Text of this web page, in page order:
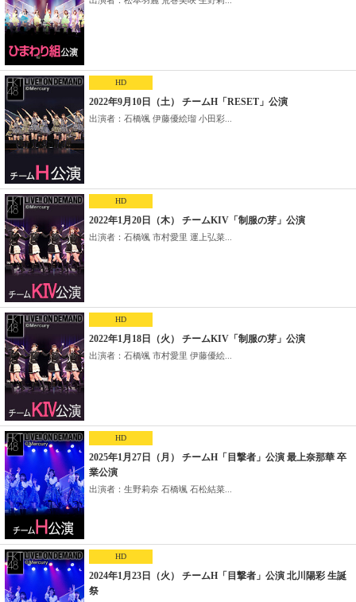
HD
2022年9月10日（土） チームH「RESET」公演
出演者：石橋颯 伊藤優絵瑠 小田彩...
HD
2022年1月20日（木） チームKIV「制服の芽」公演
出演者：石橋颯 市村愛里 運上弘菜...
HD
2022年1月18日（火） チームKIV「制服の芽」公演
出演者：石橋颯 市村愛里 伊藤優絵...
HD
2025年1月27日（月） チームH「目撃者」公演 最上奈那華 卒
業公演
出演者：生野莉奈 石橋颯 石松結菜...
HD
2024年1月23日（火） チームH「目撃者」公演 北川陽彩 生誕
祭